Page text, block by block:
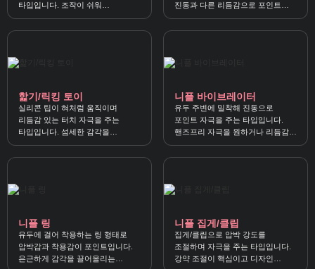
타입입니다. 조작이 쉬워
입문용이나 섬세한 자극 취향에 잘
맞아요.
진동과 다른 리듬감으로 포인트
자극을 선호할 때 잘 맞아요.
핥기/릭킹 토이
실리콘 팁이 혀처럼 움직이며
리듬감 있는 터치 자극을 주는
타입입니다. 섬세한 감각을
좋아하거나 진동이 부담스러울 때
추천해요.
니플 바이브레이터
유두 주변에 밀착해 진동으로
포인트 자극을 주는 타입입니다.
핸즈프리 자극을 원하거나 리듬감을
선호할 때 잘 맞아요.
니플 링
유두에 걸어 착용하는 링 형태로
압박감과 착용감이 포인트입니다.
은근하게 감각을 끌어올리는
니플 집게/클립
집게/클립으로 압박 강도를
조절하며 자극을 주는 타입입니다.
강약 조절이 핵심이고 디자인